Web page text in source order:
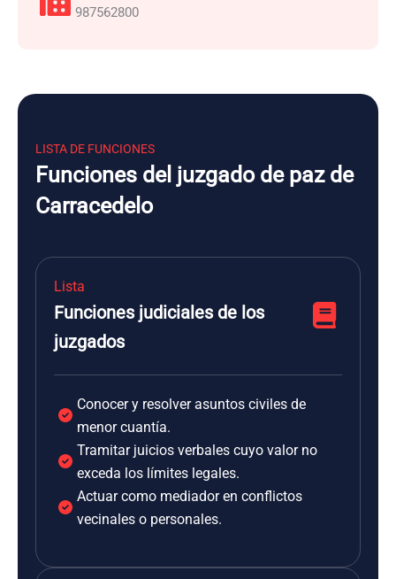
987562800
LISTA DE FUNCIONES
Funciones del juzgado de paz de
Carracedelo
Lista
Funciones judiciales de los
juzgados
Conocer y resolver asuntos civiles de
menor cuantía.
Tramitar juicios verbales cuyo valor no
exceda los límites legales.
Actuar como mediador en conflictos
vecinales o personales.